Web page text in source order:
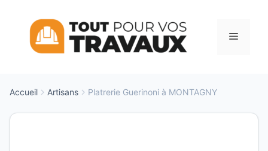
contenu
Menu
Accueil Artisans Platrerie Guerinoni à MONTAGNY